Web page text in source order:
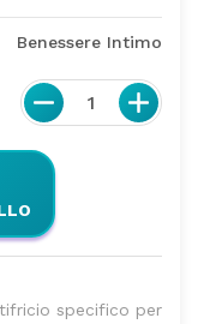
Benessere Intimo
1
specifico per